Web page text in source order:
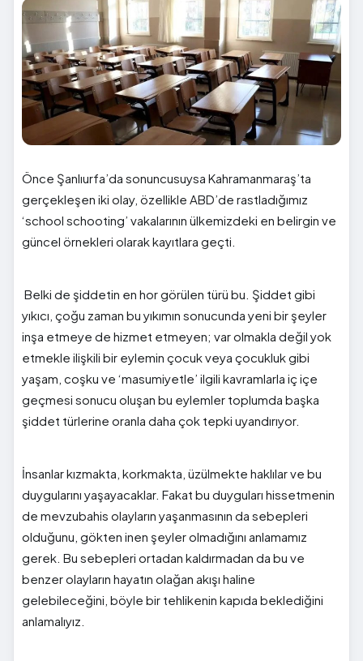
Önce Şanlıurfa’da sonuncusuysa Kahramanmaraş’ta
gerçekleşen iki olay, özellikle ABD’de rastladığımız
‘school schooting’ vakalarının ülkemizdeki en belirgin ve
güncel örnekleri olarak kayıtlara geçti.
Belki de şiddetin en hor görülen türü bu. Şiddet gibi
yıkıcı, çoğu zaman bu yıkımın sonucunda yeni bir şeyler
inşa etmeye de hizmet etmeyen; var olmakla değil yok
etmekle ilişkili bir eylemin çocuk veya çocukluk gibi
yaşam, coşku ve ‘masumiyetle’ ilgili kavramlarla iç içe
geçmesi sonucu oluşan bu eylemler toplumda başka
şiddet türlerine oranla daha çok tepki uyandırıyor.
İnsanlar kızmakta, korkmakta, üzülmekte haklılar ve bu
duygularını yaşayacaklar. Fakat bu duyguları hissetmenin
de mevzubahis olayların yaşanmasının da sebepleri
olduğunu, gökten inen şeyler olmadığını anlamamız
gerek. Bu sebepleri ortadan kaldırmadan da bu ve
benzer olayların hayatın olağan akışı haline
gelebileceğini, böyle bir tehlikenin kapıda beklediğini
anlamalıyız.